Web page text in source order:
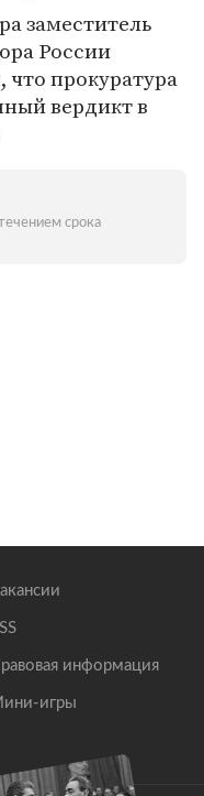
заместитель
России
прокуратура
вердикт в
срока
информация
игры